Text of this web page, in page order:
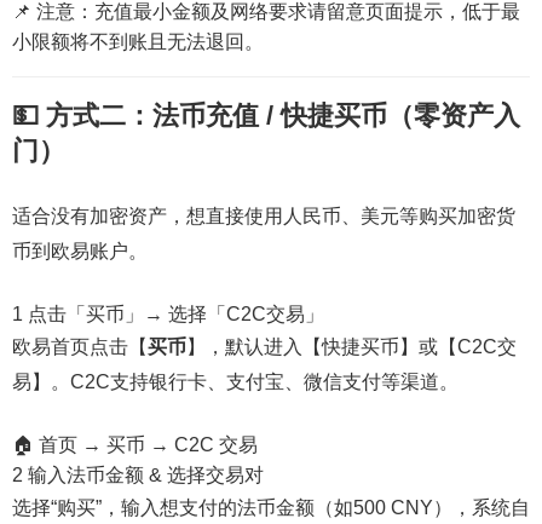
📌 注意：充值最小金额及网络要求请留意页面提示，低于最
小限额将不到账且无法退回。
💵 方式二：法币充值 / 快捷买币（零资产入
门）
适合没有加密资产，想直接使用人民币、美元等购买加密货
币到欧易账户。
1 点击「买币」→ 选择「C2C交易」
欧易首页点击【买币 】，默认进入【快捷买币】或【C2C交
易】。C2C支持银行卡、支付宝、微信支付等渠道。
🏠 首页 → 买币 → C2C 交易
2 输入法币金额 & 选择交易对
选择“购买”，输入想支付的法币金额（如500 CNY），系统自